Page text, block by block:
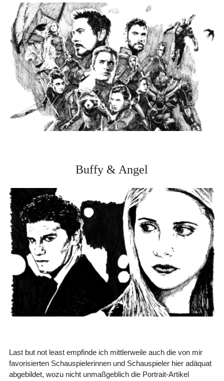
Buffy & Angel
Last but not least empfinde ich mittlerweile auch die von mir
favorisierten Schauspielerinnen und Schauspieler hier adäquat
abgebildet, wozu nicht unmaßgeblich die Portrait-Artikel